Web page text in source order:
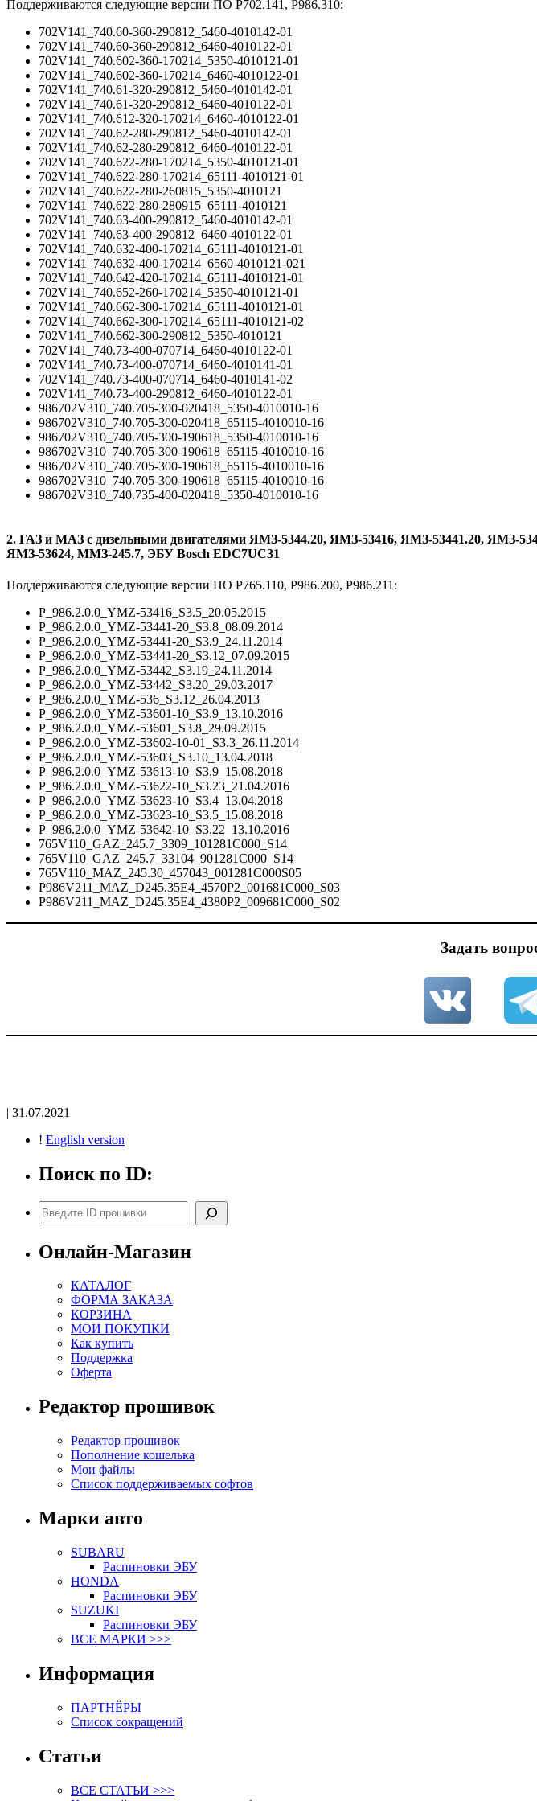
Поддерживаются следующие версии ПО P702.141, P986.310:
702V141_740.60-360-290812_5460-4010142-01
702V141_740.60-360-290812_6460-4010122-01
702V141_740.602-360-170214_5350-4010121-01
702V141_740.602-360-170214_6460-4010122-01
702V141_740.61-320-290812_5460-4010142-01
702V141_740.61-320-290812_6460-4010122-01
702V141_740.612-320-170214_6460-4010122-01
702V141_740.62-280-290812_5460-4010142-01
702V141_740.62-280-290812_6460-4010122-01
702V141_740.622-280-170214_5350-4010121-01
702V141_740.622-280-170214_65111-4010121-01
702V141_740.622-280-260815_5350-4010121
702V141_740.622-280-280915_65111-4010121
702V141_740.63-400-290812_5460-4010142-01
702V141_740.63-400-290812_6460-4010122-01
702V141_740.632-400-170214_65111-4010121-01
702V141_740.632-400-170214_6560-4010121-021
702V141_740.642-420-170214_65111-4010121-01
702V141_740.652-260-170214_5350-4010121-01
702V141_740.662-300-170214_65111-4010121-01
702V141_740.662-300-170214_65111-4010121-02
702V141_740.662-300-290812_5350-4010121
702V141_740.73-400-070714_6460-4010122-01
702V141_740.73-400-070714_6460-4010141-01
702V141_740.73-400-070714_6460-4010141-02
702V141_740.73-400-290812_6460-4010122-01
986702V310_740.705-300-020418_5350-4010010-16
986702V310_740.705-300-020418_65115-4010010-16
986702V310_740.705-300-190618_5350-4010010-16
986702V310_740.705-300-190618_65115-4010010-16
986702V310_740.705-300-190618_65115-4010010-16
986702V310_740.705-300-190618_65115-4010010-16
986702V310_740.735-400-020418_5350-4010010-16
2. ГАЗ и МАЗ c дизельными двигателями ЯМЗ-5344.20, ЯМЗ-53416, ЯМЗ-53441.20, ЯМЗ-
ЯМЗ-53624, ММЗ-245.7, ЭБУ Bosch EDC7UC31
Поддерживаются следующие версии ПО P765.110, P986.200, P986.211:
P_986.2.0.0_YMZ-53416_S3.5_20.05.2015
P_986.2.0.0_YMZ-53441-20_S3.8_08.09.2014
P_986.2.0.0_YMZ-53441-20_S3.9_24.11.2014
P_986.2.0.0_YMZ-53441-20_S3.12_07.09.2015
P_986.2.0.0_YMZ-53442_S3.19_24.11.2014
P_986.2.0.0_YMZ-53442_S3.20_29.03.2017
P_986.2.0.0_YMZ-536_S3.12_26.04.2013
P_986.2.0.0_YMZ-53601-10_S3.9_13.10.2016
P_986.2.0.0_YMZ-53601_S3.8_29.09.2015
P_986.2.0.0_YMZ-53602-10-01_S3.3_26.11.2014
P_986.2.0.0_YMZ-53603_S3.10_13.04.2018
P_986.2.0.0_YMZ-53613-10_S3.9_15.08.2018
P_986.2.0.0_YMZ-53622-10_S3.23_21.04.2016
P_986.2.0.0_YMZ-53623-10_S3.4_13.04.2018
P_986.2.0.0_YMZ-53623-10_S3.5_15.08.2018
P_986.2.0.0_YMZ-53642-10_S3.22_13.10.2016
765V110_GAZ_245.7_3309_101281C000_S14
765V110_GAZ_245.7_33104_901281C000_S14
765V110_MAZ_245.30_457043_001281C000S05
P986V211_MAZ_D245.35E4_4570P2_001681C000_S03
P986V211_MAZ_D245.35E4_4380P2_009681C000_S02
Задать
| 31.07.2021
! English version
Поиск по ID:
Поиск
Онлайн-Магазин
КАТАЛОГ
ФОРМА ЗАКАЗА
КОРЗИНА
МОИ ПОКУПКИ
Как купить
Поддержка
Оферта
Редактор прошивок
Редактор прошивок
Пополнение кошелька
Мои файлы
Список поддерживаемых софтов
Марки авто
SUBARU
Распиновки ЭБУ
HONDA
Распиновки ЭБУ
SUZUKI
Распиновки ЭБУ
ВСЕ МАРКИ >>>
Информация
ПАРТНЁРЫ
Список сокращений
Статьи
ВСЕ СТАТЬИ >>>